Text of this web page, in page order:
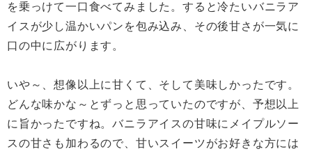
を乗っけて一口食べてみました。すると冷たいバニラア
イスが少し温かいパンを包み込み、その後甘さが一気に
口の中に広がります。
いや～、想像以上に甘くて、そして美味しかったです。
どんな味かな～とずっと思っていたのですが、予想以上
に旨かったですね。バニラアイスの甘味にメイプルソー
スの甘さも加わるので、甘いスイーツがお好きな方には